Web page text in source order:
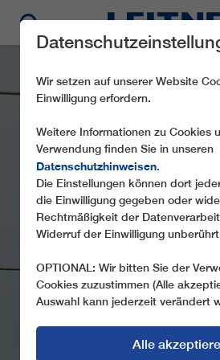
für
Wir setzen auf unserer Website
Einwilligung erfordern.
Weitere Informationen zu Cookies
Verwendung finden Sie in unseren
Datenschutzhinweisen.
Die Einstellungen können dort
die Einwilligung gegeben oder
Rechtmäßigkeit der
Widerruf der Einwilligung
OPTIONAL: Wir bitten Sie der
Cookies zuzustimmen (Alle
Auswahl kann jederzeit verändert
Alle